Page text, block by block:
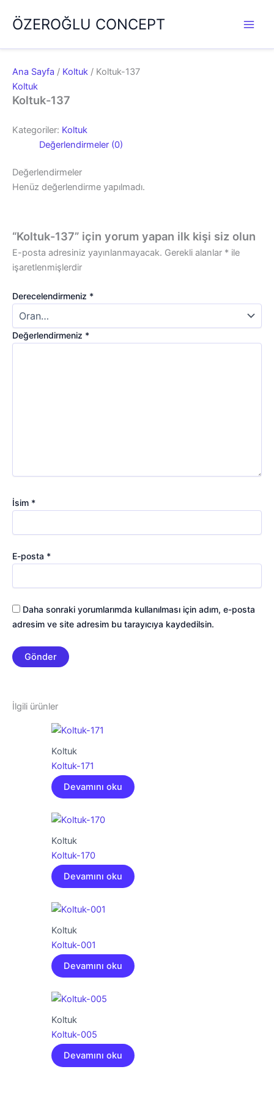
atlaÖZEROĞLU CONCEPT
Ana Sayfa / Koltuk / Koltuk-137
Koltuk
Koltuk-137
Kategoriler: Koltuk
Değerlendirmeler (0)
Değerlendirmeler
Henüz değerlendirme yapılmadı.
“Koltuk-137” için yorum yapan ilk kişi siz olun
E-posta adresiniz yayınlanmayacak. Gerekli alanlar * ile
işaretlenmişlerdir
Derecelendirmeniz *
Değerlendirmeniz *
İsim *
E-posta *
Daha sonraki yorumlarımda kullanılması için adım, e-posta
adresim ve site adresim bu tarayıcıya kaydedilsin.
İlgili ürünler
Koltuk
Koltuk-171
Devamını oku
Koltuk
Koltuk-170
Devamını oku
Koltuk
Koltuk-001
Devamını oku
Koltuk
Koltuk-005
Devamını oku